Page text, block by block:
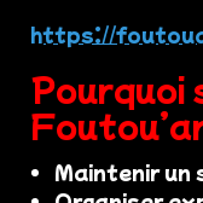
https://
Pourquoi
Maintenir un